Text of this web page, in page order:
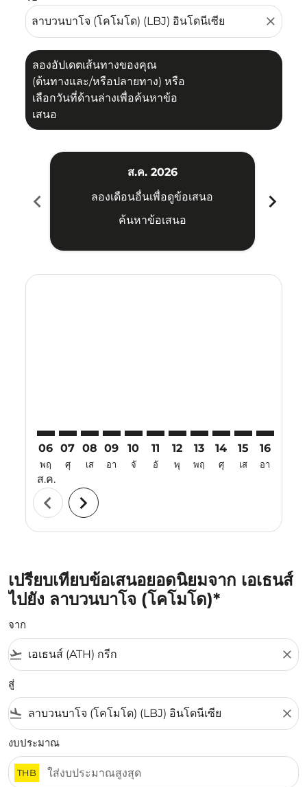
close
ลองอัปเดตเส้นทางของคุณ
(ต้นทางและ/หรือปลายทาง) หรือ
เลือกวันที่ด้านล่างเพื่อค้นหาข้อ
เสนอ
chevron_left
ส.ค. 2026
ลองเดือนอื่นเพื่อดูข้อเสนอ
ค้นหาข้อเสนอ
chevron_right
06
พฤ
ส.ค.
07
ศุ
08
เส
09
อา
10
จั
11
อั
12
พุ
13
พฤ
14
ศุ
15
เส
16
อา
chevron_left chevron_right
เปรียบเทียบข้อเสนอยอดนิยมจาก เอเธนส์
ไปยัง ลาบวนบาโจ (โคโมโด)*
จาก
flight_takeoff close
สู่
flight_land close
งบประมาณ
THB